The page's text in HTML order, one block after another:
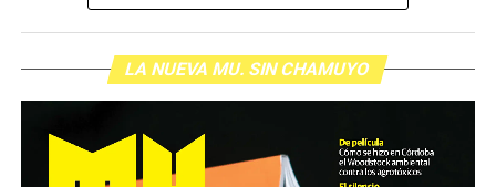
LA NUEVA MU. SIN CHAMUYO